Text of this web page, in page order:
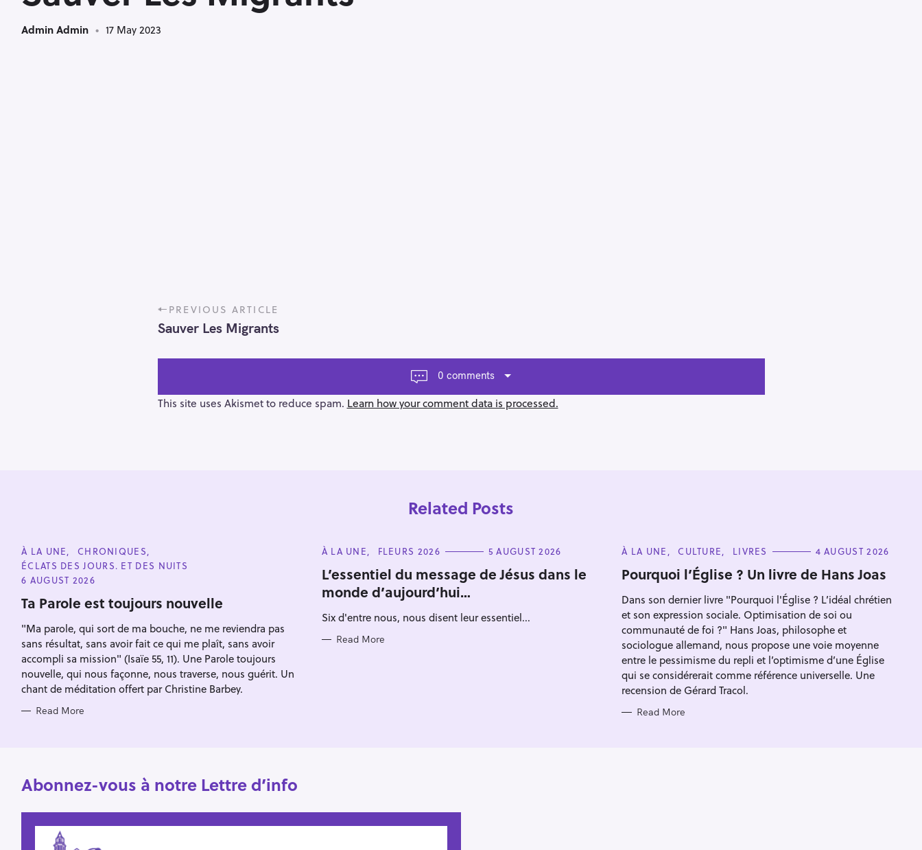
Admin Admin 17 May 2023
P
o
s
t
v
PREVIOUS ARTICLE
Sauver Les Migrants
0 comments
This site uses Akismet to reduce spam. Learn how your comment data is processed.
Related Posts
C
A
T
E
O
R
E
S
À LA UNE
CHRONIQUES
ÉCLATS DES JOURS. ET DES NUITS
6 AUGUST 2026
Ta Parole est toujours nouvelle
"Ma parole, qui sort de ma bouche, ne me reviendra pas
sans résultat, sans avoir fait ce qui me plaît, sans avoir
accompli sa mission" (Isaïe 55, 11). Une Parole toujours
nouvelle, qui nous façonne, nous traverse, nous guérit. Un
chant de méditation offert par Christine Barbey.
Read More
C
T
E
G
O
I
S
À LA UNE FLEURS 2026 5 AUGUST 2026
L’essentiel du message de Jésus dans le
monde d’aujourd’hui…
Six d'entre nous, nous disent leur essentiel...
Read More
C
T
E
O
R
I
E
S
À LA UNE CULTURE LIVRES 4 AUGUST 2026
Pourquoi l’Église ? Un livre de Hans Joas
Dans son dernier livre "Pourquoi l'Église ? L’idéal chrétien
et son expression sociale. Optimisation de soi ou
communauté de foi ?" Hans Joas, philosophe et
sociologue allemand, nous propose une voie moyenne
entre le pessimisme du repli et l’optimisme d’une Église
qui se considérerait comme référence universelle. Une
recension de Gérard Tracol.
Read More
Abonnez-vous à notre Lettre d’info
a
r
h
f
o
r
: